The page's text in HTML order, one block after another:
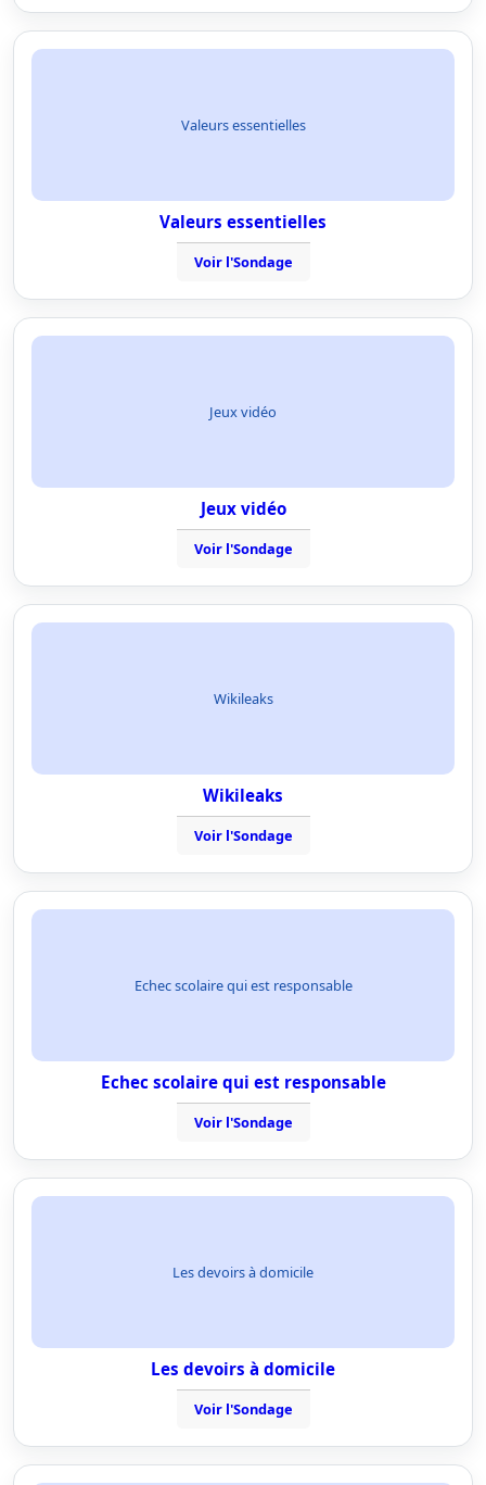
Valeurs essentielles
Valeurs essentielles
Voir l'Sondage
Jeux vidéo
Jeux vidéo
Voir l'Sondage
Wikileaks
Wikileaks
Voir l'Sondage
Echec scolaire qui est responsable
Echec scolaire qui est responsable
Voir l'Sondage
Les devoirs à domicile
Les devoirs à domicile
Voir l'Sondage